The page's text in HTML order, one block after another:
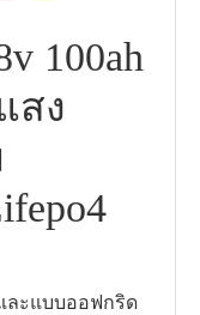
100ah
สง
ละแบบออฟกริด